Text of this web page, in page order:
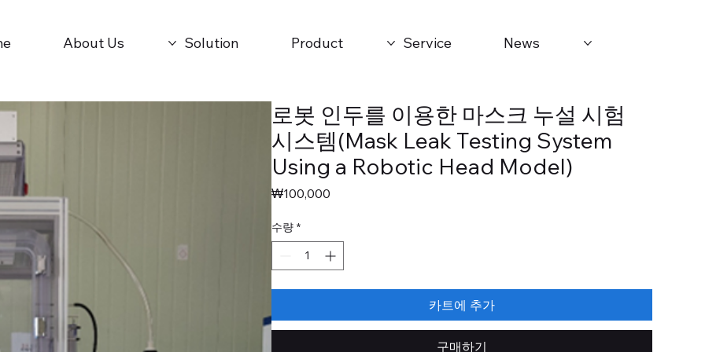
About Us Solution Product Service News
로봇 인두를 이용한 마스크 누설 시험
시스템(Mask Leak Testing System
Using a Robotic Head Model)
₩100,000가
수량 *
카트에 추가
구매하기